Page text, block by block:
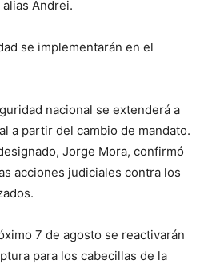
Andrei.
se implementarán en el
nacional se extenderá a
a partir del cambio de mandato.
Jorge Mora, confirmó
acciones judiciales contra los
7 de agosto se reactivarán
para los cabecillas de la